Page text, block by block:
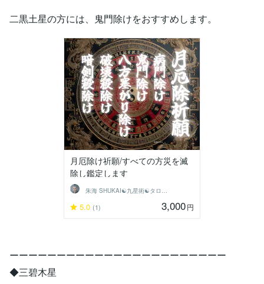
二黒土星の方には、鬼門除けをおすすめします。
月厄除け祈願/すべての方災を滅
除し鑑定します
朱海 SHUKAI☯九星術☯タロット和尚
5.0 (1) 3,000円
ーーーーーーーーーーーーーーーーーーーーーーー
◆三碧木星